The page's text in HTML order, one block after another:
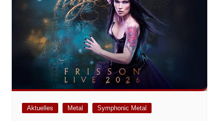
Aktuelles Metal Symphonic Metal